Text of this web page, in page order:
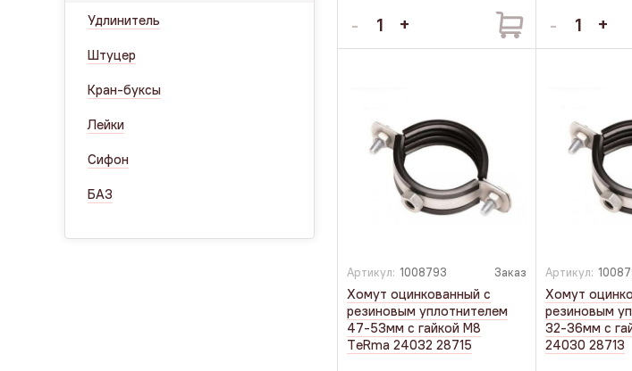
Удлинитель
Штуцер
Кран-буксы
Лейки
Сифон
БАЗ
Артикул: 1008793 Заказ
Хомут оцинкованный с
резиновым уплотнителем
47-53мм с гайкой М8
TеRmа 24032 28715
Артикул:
Хомут
резиновым
32-36мм с
24030 28713